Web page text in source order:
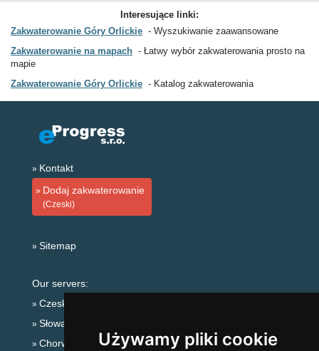
Używamy pliki cookie
Interesujące linki:
Zakwaterowanie Góry Orlickie
Wyszukiwanie zaawansowane
Zakwaterowanie na mapach
Łatwy wybór zakwaterowania prosto na
mapie
Zakwaterowanie Góry Orlickie
Katalog zakwaterowania
Kontakt
Dodaj zakwaterowanie
(Czeski)
Sitemap
Our servers:
Czeskie Góry
Słowackie góry
Chorwacja